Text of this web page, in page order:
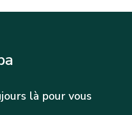
là pour vous